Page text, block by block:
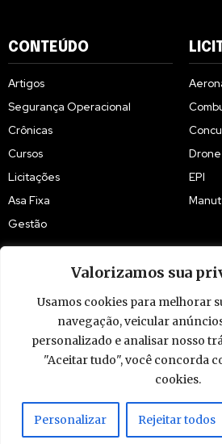
Valorizamos sua
Usamos cookies para melhorar
navegação, veicular
personalizado e analisar nosso
"Aceitar tudo", você concorda
cookies.
Personalizar Rejeitar todos
CONTEÚDO
Artigos
Segurança Operacional
Crônicas
Cursos
Licitações
Asa Fixa
Gestão
Drone
EPI
© 2009 - 2026 Piloto Policial. Todos os